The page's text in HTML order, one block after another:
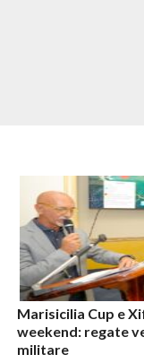
Marisicilia Cup e
weekend: regate
militare